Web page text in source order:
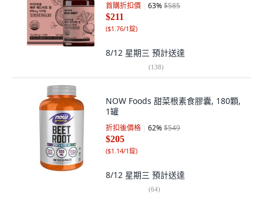
首購折扣價 63%$585
$211
($1.76/1錠)
8/12 星期三 預計送達
(138)
NOW Foods 甜菜根素食膠囊, 180顆,
1罐
折扣後價格 62%$549
$205
($1.14/1錠)
8/12 星期三 預計送達
(64)